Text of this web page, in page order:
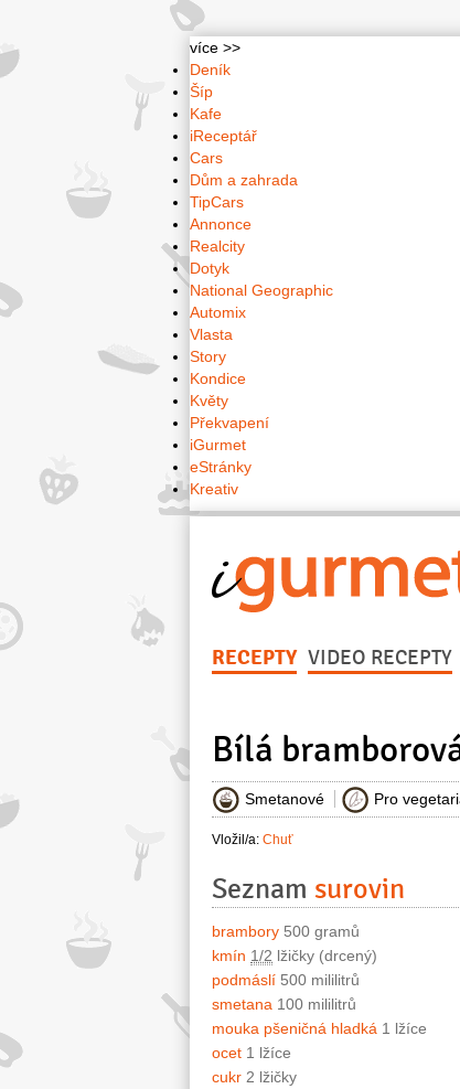
více >>
Deník
Šíp
Kafe
iReceptář
Cars
Dům a zahrada
TipCars
Annonce
Realcity
Dotyk
National Geographic
Automix
Vlasta
Story
Kondice
Květy
Překvapení
iGurmet
eStránky
Kreativ
RECEPTY VIDEO RECEPTY
Bílá
Smetanové Pro
Vložil/a: Chuť
Seznam surovin
brambory 500 gramů
kmín 1/2 lžičky (drcený)
podmáslí 500 mililitrů
smetana 100 mililitrů
mouka pšeničná hladká 1 lžíce
ocet 1 lžíce
cukr 2 lžičky